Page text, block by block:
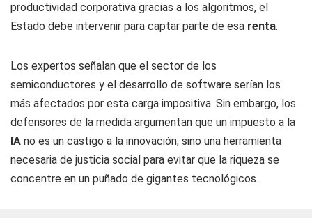
productividad corporativa gracias a los algoritmos, el
Estado debe intervenir para captar parte de esa renta.
Los expertos señalan que el sector de los
semiconductores y el desarrollo de software serían los
más afectados por esta carga impositiva. Sin embargo, los
defensores de la medida argumentan que un impuesto a la
IA no es un castigo a la innovación, sino una herramienta
necesaria de justicia social para evitar que la riqueza se
concentre en un puñado de gigantes tecnológicos.